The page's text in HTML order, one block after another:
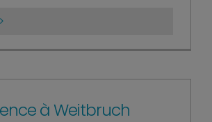
à Weitbruch